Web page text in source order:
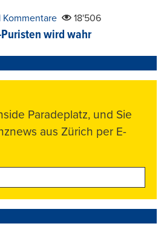
Kommentare 18'506
wird wahr
Paradeplatz, und Sie
aus Zürich per E-